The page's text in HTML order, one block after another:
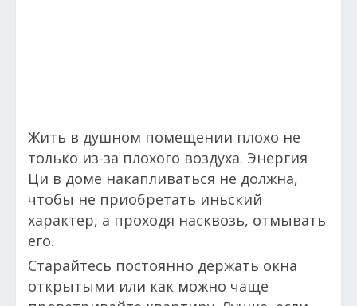
Жить в душном помещении плохо не
только из-за плохого воздуха. Энергия
Ци в доме накапливаться не должна,
чтобы не приобретать иньский
характер, а проходя насквозь, отмывать
его.
Старайтесь постоянно держать окна
открытыми или как можно чаще